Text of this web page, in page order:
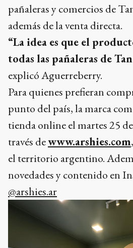
pañaleras y comercios de
además de la venta directa.
“La idea es que el
todas las pañaleras de
explicó Aguerreberry.
Para quienes prefieran
punto del país, la marca
tienda online el martes 25
través dewww.arshies.com
el territorio argentino.
novedades y contenido en
@arshies.ar